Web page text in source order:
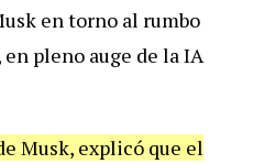
en torno al rumbo
pleno auge de la IA
Musk, explicó que el